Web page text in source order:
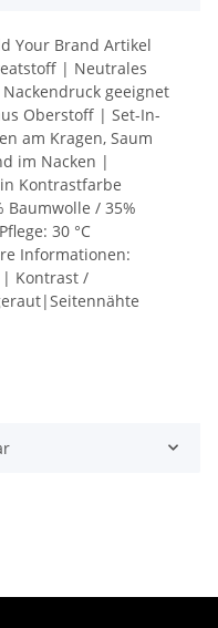
Your Brand Artikel
| Neutrales
geeignet
Oberstoff | Set-In-
am Kragen, Saum
im Nacken |
Kontrastfarbe
Baumwolle / 35%
30 °C
Informationen:
Kontrast /